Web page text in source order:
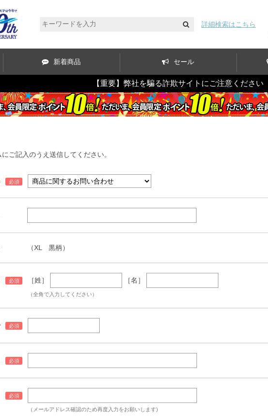
詳細検索はこちら
新着商品 セール
【重要】弊社を騙る詐欺サイトにご注意ください
ご記入のうえ送信してください。
（XL 黒柄）
［姓］ ［名］
（全角で入力してください）
（メールアドレス確認のため再度入力をお願いします)